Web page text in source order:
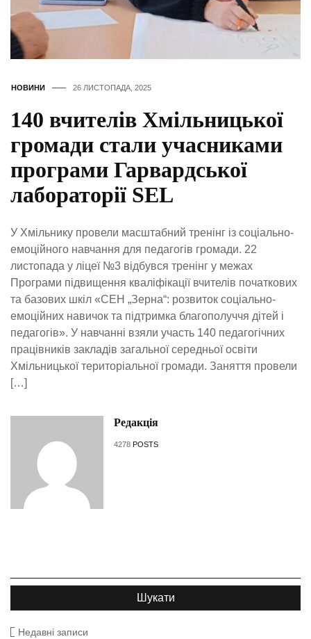
НОВИНИ 26 ЛИСТОПАДА, 2025
140 вчителів Хмільницької
громади стали учасниками
програми Гарвардської
лабораторії SEL
У Хмільнику провели масштабний тренінг із соціально-
емоційного навчання для педагогів громади. 22
листопада у ліцеї №3 відбувся тренінг у межах
Програми підвищення кваліфікації вчителів початкових
та базових шкіл «СЕН „Зерна“: розвиток соціально-
емоційних навичок та підтримка благополуччя дітей і
педагогів». У навчанні взяли участь 140 педагогічних
працівників закладів загальної середньої освіти
Хмільницької територіальної громади. Заняття провели
[…]
Редакція
4278 POSTS
Недавні записи